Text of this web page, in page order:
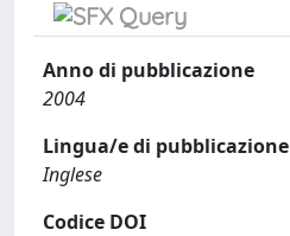
Anno di pubblicazione
2004
Lingua/e di pubblicazione
Inglese
Codice DOI